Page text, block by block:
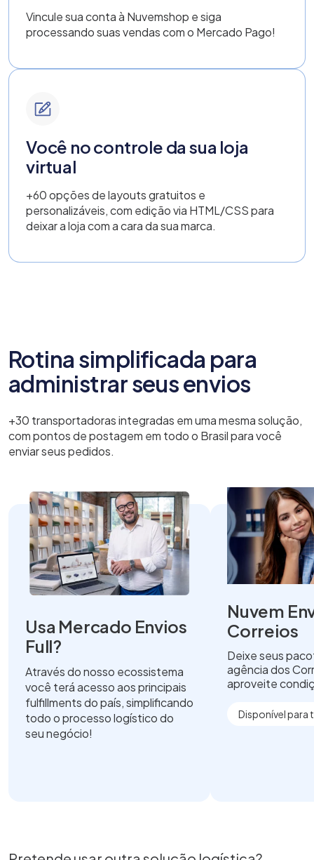
Vincule sua conta à Nuvemshop e siga
processando suas vendas com o Mercado Pago!
Você no controle da sua loja
virtual
+60 opções de layouts gratuitos e
personalizáveis, com edição via HTML/CSS para
deixar a loja com a cara da sua marca.
Rotina simplificada para
administrar seus envios
+30 transportadoras integradas em uma mesma solução,
com pontos de postagem em todo o Brasil para você
enviar seus pedidos.
Usa Mercado Envios
Full?
Através do nosso ecossistema
você terá acesso aos principais
fulfillments do país, simplificando
todo o processo logístico do
seu negócio!
Nuvem
Correios
Deixe seus
agência dos
aproveite
Disponível para